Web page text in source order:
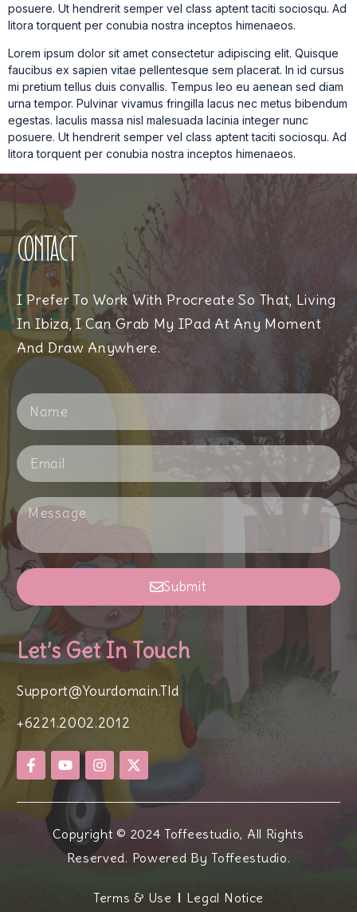
posuere. Ut hendrerit semper vel class aptent taciti sociosqu. Ad
litora torquent per conubia nostra inceptos himenaeos.
Lorem ipsum dolor sit amet consectetur adipiscing elit. Quisque
faucibus ex sapien vitae pellentesque sem placerat. In id cursus
mi pretium tellus duis convallis. Tempus leo eu aenean sed diam
urna tempor. Pulvinar vivamus fringilla lacus nec metus bibendum
egestas. Iaculis massa nisl malesuada lacinia integer nunc
posuere. Ut hendrerit semper vel class aptent taciti sociosqu. Ad
litora torquent per conubia nostra inceptos himenaeos.
Contact
I Prefer To Work With Procreate So That, Living
In Ibiza, I Can Grab My IPad At Any Moment
And Draw Anywhere.
Submit
Let’s Get In Touch
Support@yourdomain.tld
+6221.2002.2012
Copyright © 2024 Toffeestudio, All Rights
Reserved. Powered By Toffeestudio.
Terms & Use Legal Notice